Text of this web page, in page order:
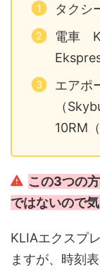
タクシ
電車
エアポ
（
10RM
この3つの
ではないので
KLIAエクスプ
ますが、時刻